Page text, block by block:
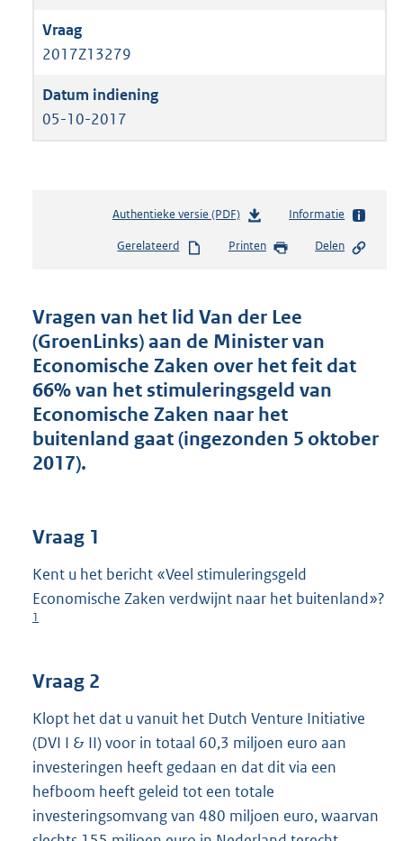
2017Z13279
05-10-2017
Authentieke versie (PDF)b
s
n
d
s
g
r
o
o
t
b
Informatie
Gerelateerd Printen Delen
Vragen van het lid Van der Lee
(GroenLinks) aan de Minister van
Economische Zaken over het feit dat
66% van het stimuleringsgeld van
Economische Zaken naar het
buitenland gaat (ingezonden 5 oktober
2017).
Vraag 1
Kent u het bericht «Veel stimuleringsgeld
Economische Zaken verdwijnt naar het buitenland»?
1
Vraag 2
Klopt het dat u vanuit het Dutch Venture Initiative
(DVI I & II) voor in totaal 60,3 miljoen euro aan
investeringen heeft gedaan en dat dit via een
hefboom heeft geleid tot een totale
investeringsomvang van 480 miljoen euro, waarvan